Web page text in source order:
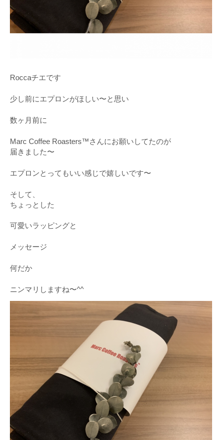
Roccaチエです
少し前にエプロンがほしい〜と思い
数ヶ月前に
Marc Coffee Roasters™️さんにお願いしてたのが
届きました〜
エプロンとってもいい感じで嬉しいです〜
そして、
ちょっとした
可愛いラッピングと
メッセージ
何だか
ニンマリしますね〜^^